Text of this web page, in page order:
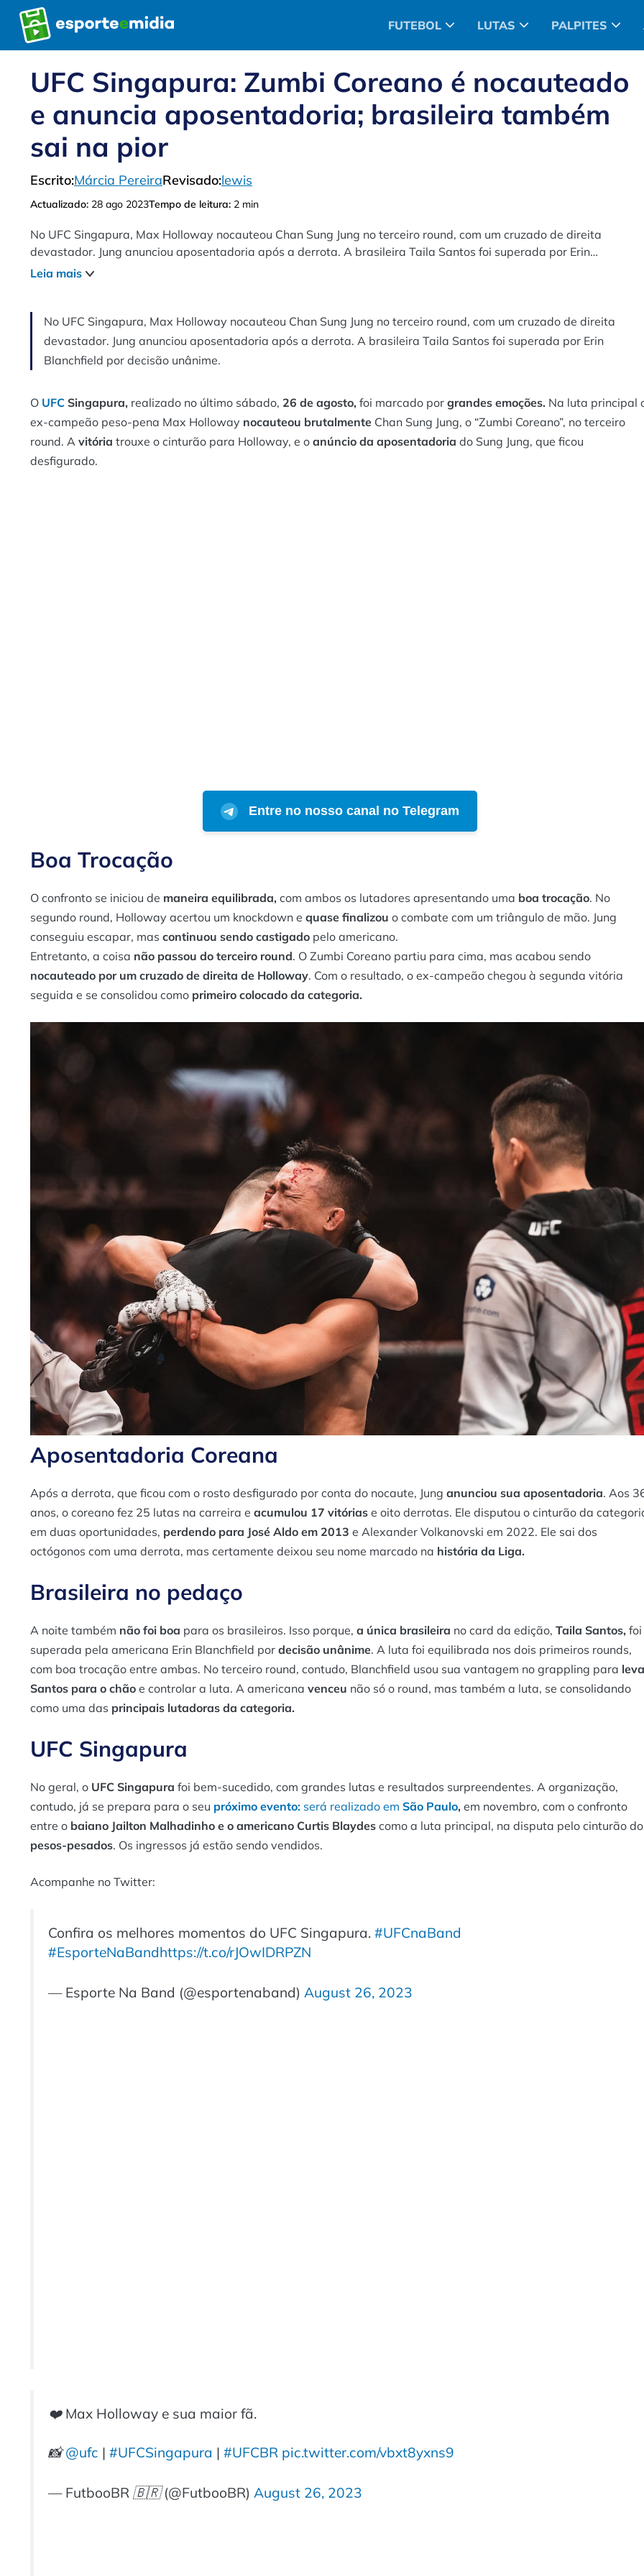
Pular
para
o
FUTEBOL LUTAS PALPITES
UFC Singapura: Zumbi Coreano é nocauteado
e anuncia aposentadoria; brasileira também
sai na pior
Escrito:Márcia PereiraRevisado:lewis
Actualizado: 28 ago 2023Tempo de leitura: 2 min
No UFC Singapura, Max Holloway nocauteou Chan Sung Jung no terceiro round, com um cruzado de direita
devastador. Jung anunciou aposentadoria após a derrota. A brasileira Taila Santos foi superada por Erin
Blanchfield por decisão unânime.
Leia mais
No UFC Singapura, Max Holloway nocauteou Chan Sung Jung no terceiro round, com um cruzado de direita
devastador. Jung anunciou aposentadoria após a derrota. A brasileira Taila Santos foi superada por Erin
Blanchfield por decisão unânime.
O UFC Singapura, realizado no último sábado, 26 de agosto, foi marcado por grandes emoções. Na luta principal
ex-campeão peso-pena Max Holloway nocauteou brutalmente Chan Sung Jung, o “Zumbi Coreano”, no terceiro
round. A vitória trouxe o cinturão para Holloway, e o anúncio da aposentadoria do Sung Jung, que ficou
desfigurado.
Entre no nosso canal no Telegram
Boa Trocação
O confronto se iniciou de maneira equilibrada, com ambos os lutadores apresentando uma boa trocação. No
segundo round, Holloway acertou um knockdown e quase finalizou o combate com um triângulo de mão. Jung
conseguiu escapar, mas continuou sendo castigado pelo americano.
Entretanto, a coisa não passou do terceiro round. O Zumbi Coreano partiu para cima, mas acabou sendo
nocauteado por um cruzado de direita de Holloway. Com o resultado, o ex-campeão chegou à segunda vitória
seguida e se consolidou como primeiro colocado da categoria.
Aposentadoria Coreana
Após a derrota, que ficou com o rosto desfigurado por conta do nocaute, Jung anunciou sua aposentadoria. Aos
anos, o coreano fez 25 lutas na carreira e acumulou 17 vitórias e oito derrotas. Ele disputou o cinturão da
em duas oportunidades, perdendo para José Aldo em 2013 e Alexander Volkanovski em 2022. Ele sai dos
octógonos com uma derrota, mas certamente deixou seu nome marcado na história da Liga.
Brasileira no pedaço
A noite também não foi boa para os brasileiros. Isso porque, a única brasileira no card da edição, Taila Santos, foi
superada pela americana Erin Blanchfield por decisão unânime. A luta foi equilibrada nos dois primeiros rounds,
com boa trocação entre ambas. No terceiro round, contudo, Blanchfield usou sua vantagem no grappling para
Santos para o chão e controlar a luta. A americana venceu não só o round, mas também a luta, se consolidando
como uma das principais lutadoras da categoria.
UFC Singapura
No geral, o UFC Singapura foi bem-sucedido, com grandes lutas e resultados surpreendentes. A organização,
contudo, já se prepara para o seu próximo evento: será realizado em São Paulo, em novembro, com o confronto
entre o baiano Jailton Malhadinho e o americano Curtis Blaydes como a luta principal, na disputa pelo cinturão
pesos-pesados. Os ingressos já estão sendo vendidos.
Acompanhe no Twitter:
Confira os melhores momentos do UFC Singapura. #UFCnaBand
#EsporteNaBandhttps://t.co/rJOwIDRPZN
— Esporte Na Band (@esportenaband) August 26, 2023
❤️ Max Holloway e sua maior fã.
📸@ufc | #UFCSingapura | #UFCBR pic.twitter.com/vbxt8yxns9
— FutbooBR 🇧🇷 (@FutbooBR) August 26, 2023